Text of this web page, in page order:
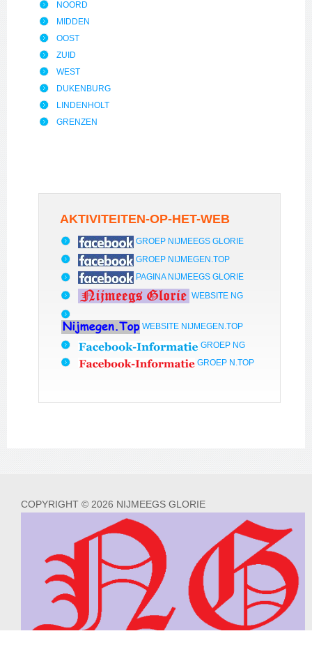
NOORD
MIDDEN
OOST
ZUID
WEST
DUKENBURG
LINDENHOLT
GRENZEN
AKTIVITEITEN-OP-HET-WEB
GROEP NIJMEEGS GLORIE
GROEP NIJMEGEN.TOP
PAGINA NIJMEEGS GLORIE
WEBSITE NG
WEBSITE NIJMEGEN.TOP
GROEP NG
GROEP N.TOP
COPYRIGHT © 2026 NIJMEEGS GLORIE